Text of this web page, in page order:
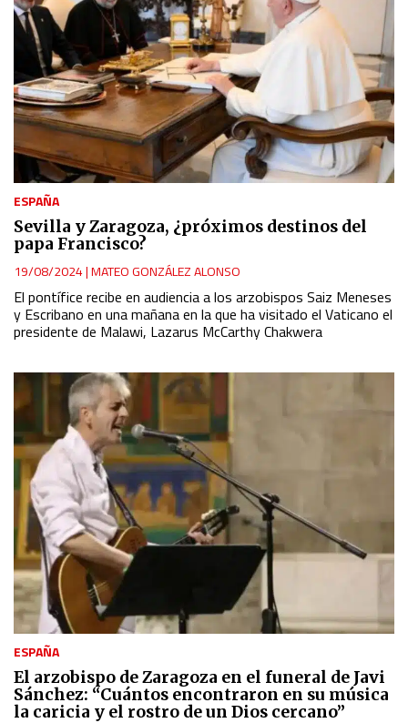
ESPAÑA
Sevilla y Zaragoza, ¿próximos destinos del
papa Francisco?
19/08/2024|MATEO GONZÁLEZ ALONSO
El pontífice recibe en audiencia a los arzobispos Saiz Meneses
y Escribano en una mañana en la que ha visitado el Vaticano el
presidente de Malawi, Lazarus McCarthy Chakwera
ESPAÑA
El arzobispo de Zaragoza en el funeral de Javi
Sánchez: “Cuántos encontraron en su música
la caricia y el rostro de un Dios cercano”